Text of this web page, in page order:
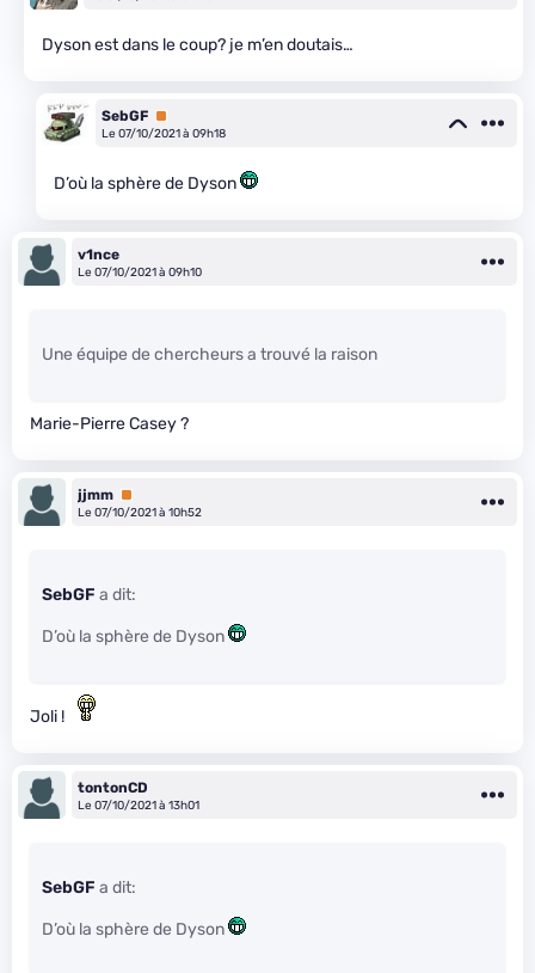
Dyson est dans le coup? je m’en doutais…
SebGF Premium
Le 07/10/2021 à 09h18
D’où la sphère de Dyson
v1nce
Le 07/10/2021 à 09h10
Une équipe de chercheurs a trouvé la raison
Marie-Pierre Casey ?
jjmm Premium
Le 07/10/2021 à 10h52
SebGF a dit:
D’où la sphère de Dyson
Joli !
tontonCD
Le 07/10/2021 à 13h01
SebGF a dit:
D’où la sphère de Dyson